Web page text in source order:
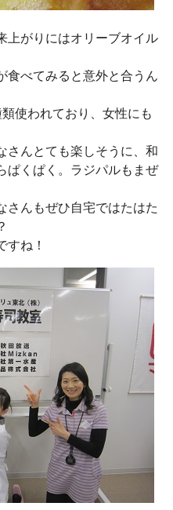
上がりにはオリーブオイル
食べてみると意外と合うん
使われており、女性にも
さんとても楽しそうに、和
ぱくぱく。ラジパルもまぜ
さんもぜひ自宅ではたはた
すね！